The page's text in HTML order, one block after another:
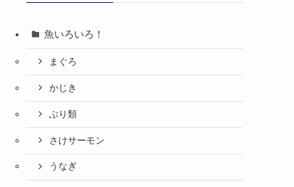
魚いろいろ！
まぐろ
かじき
ぶり類
さけサーモン
うなぎ